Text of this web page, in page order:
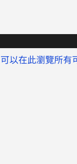
以在此瀏覽所有